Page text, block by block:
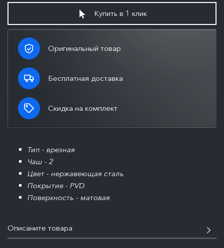
Купить в 1 клик
Оригинальный товар
Бесплатная доставка
Скидка на комплект
Тип - врезная
Чаш - 2
Цвет - нержавеющая сталь
Покрытие - PVD
Поверхность - матовая
Описаните товара